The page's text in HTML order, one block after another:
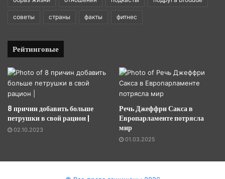
советы страны факты фитнес
Рейтинговые
8 причин добавить больше
петрушки в свой рацион |
02.10.2023
Речь Джеффри Сакса в
Европарламенте потрясла
мир
01.03.2025